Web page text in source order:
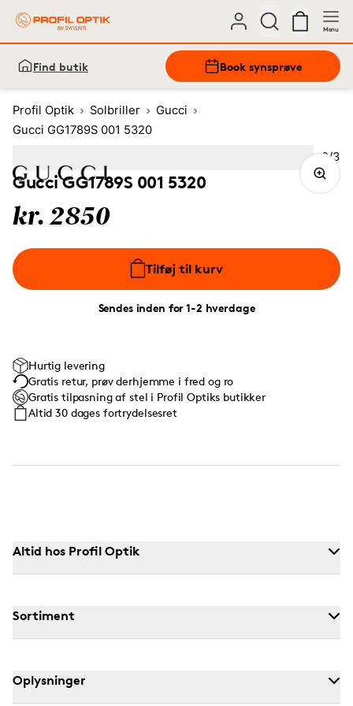
Menu
Find butik Book synsprøve
Profil Optik Solbriller
Gucci
Gucci GG1789S 001 5320
Gucci GG1789S 001 5320
kr. 2850
Tilføj til kurv
Sendes inden for 1-2 hverdage
Hurtig levering
Gratis retur, prøv derhjemme i fred og ro
Gratis tilpasning af stel i Profil Optiks butikker
Altid 30 dages fortrydelsesret
2/3
Image 1 3
Altid hos Profil Optik
Sortiment
Oplysninger